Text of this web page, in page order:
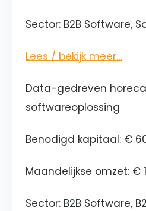
Sector: B2B Software,
Lees / bekijk meer…
Data-gedreven horeca
softwareoplossing
Benodigd kapitaal: €
Maandelijkse omzet: €
Sector: B2B Software,